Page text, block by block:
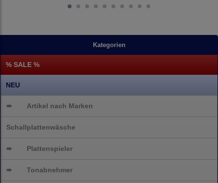
Kategorien
% SALE %
NEU
➨ Artikel nach Marken
Schallplattenwäsche
➨ Plattenspieler
➨ Tonabnehmer